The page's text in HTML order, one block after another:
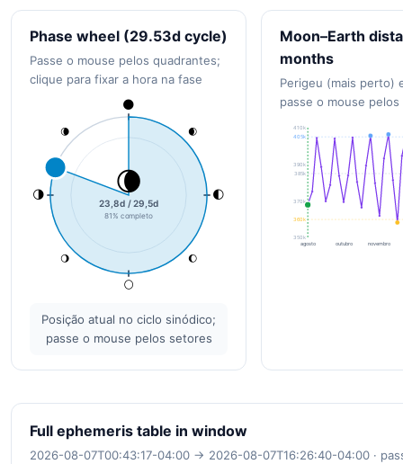
Phase wheel (29.53d cycle)
Passe o mouse pelos quadrantes;
clique para fixar a hora na fase
🌑
🌒
🌓
🌔
🌕
🌖
🌗
🌘
🌘
23,8d / 29,5d
81% completo
Posição atual no ciclo sinódico;
passe o mouse pelos setores
Moon–Earth
months
Perigeu (mais perto)
passe o mouse
360k
385k
405k
350k
370k
390k
410k
agosto outubro novembro
Full ephemeris table in window
2026-08-07T00:43:17-04:00 → 2026-08-07T16:26:40-04:00 ·